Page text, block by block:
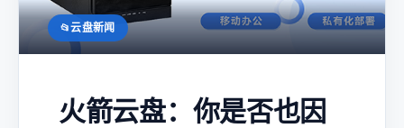
云盘新闻
火箭云盘：你是否也因